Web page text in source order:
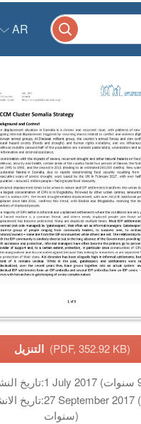
AR
التنزيل (PDF, 352.92 KB)
تاريخ النشر:
تاريخ الانشاء:27 September 2017 (منذ 8
سنوات)